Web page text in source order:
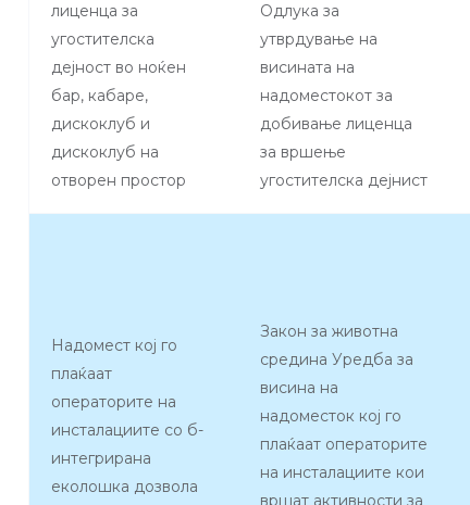
лиценца за
угостителска
дејност во ноќен
бар, кабаре,
дискоклуб и
дискоклуб на
отворен простор
Одлука за
утврдување на
висината на
надоместокот за
добивање лиценца
за вршење
угостителска дејнист
Надомест кој го
плаќаат
операторите на
инсталациите со б-
интегрирана
еколошка дозвола
Закон за животна
средина Уредба за
висина на
надоместок кој го
плаќаат операторите
на инсталациите кои
вршат активности за